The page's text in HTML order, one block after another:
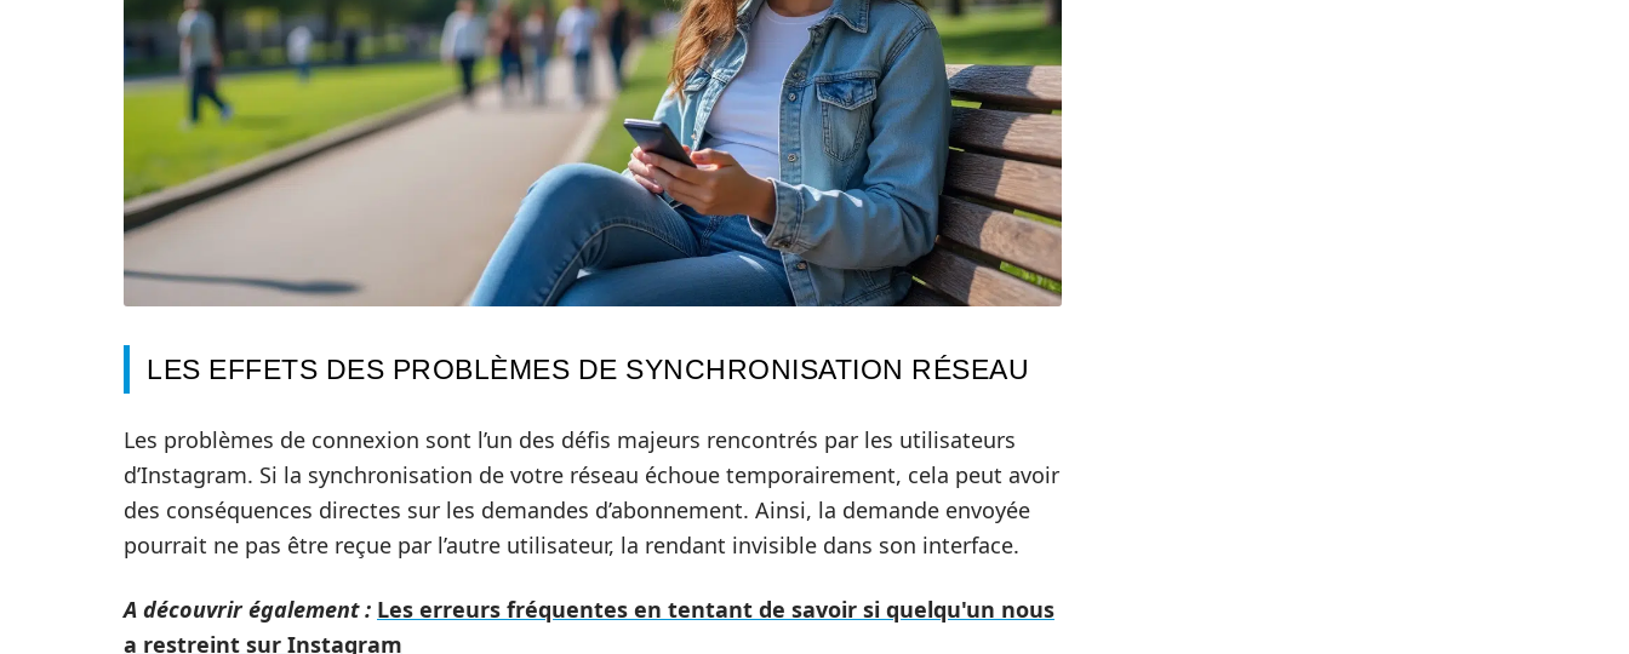
LES EFFETS DES PROBLÈMES DE SYNCHRONISATION RÉSEAU
Les problèmes de connexion sont l’un des défis majeurs rencontrés par les utilisateurs
d’Instagram. Si la synchronisation de votre réseau échoue temporairement, cela peut avoir
des conséquences directes sur les demandes d’abonnement. Ainsi, la demande envoyée
pourrait ne pas être reçue par l’autre utilisateur, la rendant invisible dans son interface.
A découvrir également : Les erreurs fréquentes en tentant de savoir si quelqu'un nous
a restreint sur Instagram